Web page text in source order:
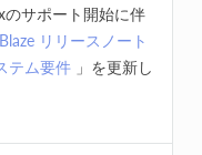
のサポート開始に伴
リリースノート
テム要件」を更新し